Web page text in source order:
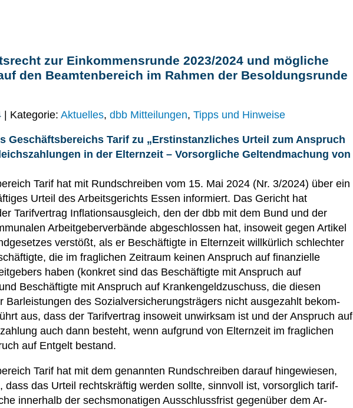
zur Einkommensrunde 2023/2024 und mögliche
den Beamtenbereich im Rahmen der Besoldungsrunde
| Kategorie: Aktuelles, dbb Mitteilungen, Tipps und Hinweise
Geschäftsbereichs Tarif zu „Erstinstanzliches Urteil zum Anspruch
in der Elternzeit – Vorsorgliche Geltendmachung von
Tarif hat mit Rundschreiben vom 15. Mai 2024 (Nr. 3/2024) über ein
Urteil des Arbeitsgerichts Essen informiert. Das Gericht hat
Tarifvertrag Inflationsausgleich, den der dbb mit dem Bund und der
Arbeitgeberverbände abgeschlossen hat, insoweit gegen Artikel
verstößt, als er Beschäftigte in Elternzeit willkürlich schlechter
die im fraglichen Zeitraum keinen Anspruch auf finanzielle
haben (konkret sind das Beschäftigte mit Anspruch auf
Beschäftigte mit Anspruch auf Krankengeldzuschuss, die diesen
Barleistungen des Sozialversicherungsträgers nicht ausgezahlt bekom­
aus, dass der Tarifvertrag insoweit unwirksam ist und der Anspruch auf
auch dann besteht, wenn aufgrund von Elternzeit im fragli­chen
auf Entgelt bestand.
Tarif hat mit dem genannten Rundschreiben darauf hingewiesen,
dass das Urteil rechtskräftig werden sollte, sinnvoll ist, vorsorglich tarif­
innerhalb der sechsmonatigen Ausschlussfrist gegenüber dem Ar­